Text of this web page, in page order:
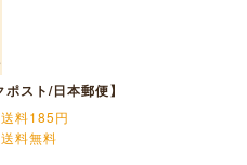
スト/日本郵便】
料185円
料無料